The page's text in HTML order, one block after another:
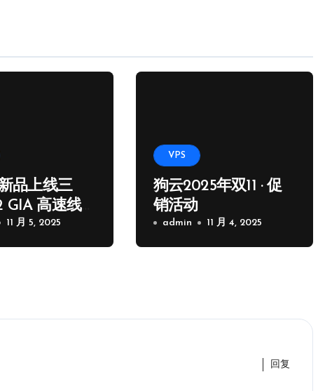
品上线三
GIA 高速线
11 月 5, 2025
VPS
狗云2025年双11 · 促
销活动
admin 11 月 4, 2025
回复